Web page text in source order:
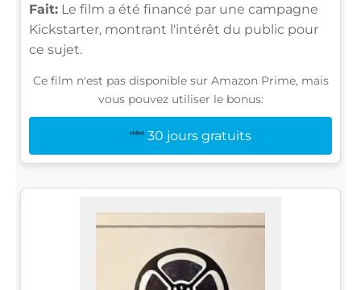
Fait: Le film a été financé par une campagne
Kickstarter, montrant l'intérêt du public pour
ce sujet.
Ce film n'est pas disponible sur Amazon Prime, mais
vous pouvez utiliser le bonus:
30 jours gratuits